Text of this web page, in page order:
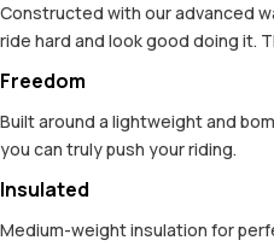
Constructed with our advanced
ride hard and look good doing it.
Freedom
Built around a lightweight and
you can truly push your riding.
Insulated
Medium-weight insulation for